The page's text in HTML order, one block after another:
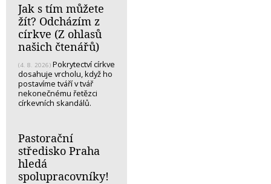
Jak s tím můžete
žít? Odcházím z
církve (Z ohlasů
našich čtenářů)
(4. 8. 2026) Pokrytectví církve
dosahuje vrcholu, když ho
postavíme tváří v tvář
nekonečnému řetězci
církevních skandálů.
Pastorační
středisko Praha
hledá
spolupracovníky!